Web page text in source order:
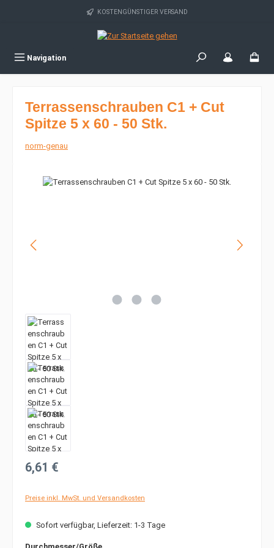
Zum Hauptinhalt springen KOSTENGÜNSTIGER VERSAND
Navigation
Terrassenschrauben C1 + Cut
Spitze 5 x 60 - 50 Stk.
norm-genau
Bildergalerie überspringen
Regulärer Preis:
6,61 €
Preise inkl. MwSt. und Versandkosten
Sofort verfügbar, Lieferzeit: 1-3 Tage
auswählen